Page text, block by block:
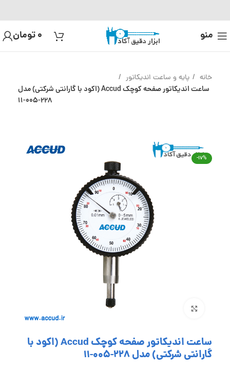
منو 0تومان
خانه پایه و ساعت اندیکاتور
ساعت اندیکاتور صفحه کوچک Accud (اکود با گارانتی شرکتی) مدل
228-005-11
-17%
ساعت اندیکاتور صفحه کوچک Accud (اکود با
گارانتی شرکتی) مدل 228-005-11